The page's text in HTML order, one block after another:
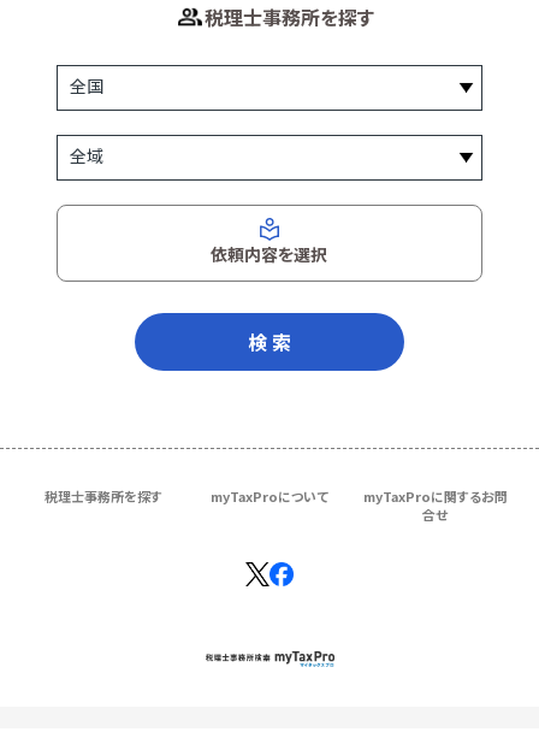
税理士事務所を探す
依頼内容を選択
検 索
税理士事務所を探す myTaxProについて
myTaxProに関するお問
合せ